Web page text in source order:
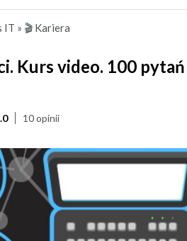
IT » 🎬 Kariera
Kurs video. 100
10 opinii